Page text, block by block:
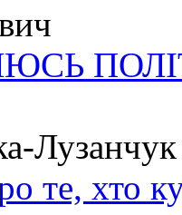
Лузанчук
те, хто